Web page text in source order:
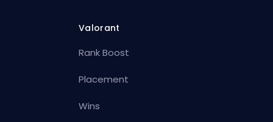
Valorant
Rank Boost
Placement
Wins